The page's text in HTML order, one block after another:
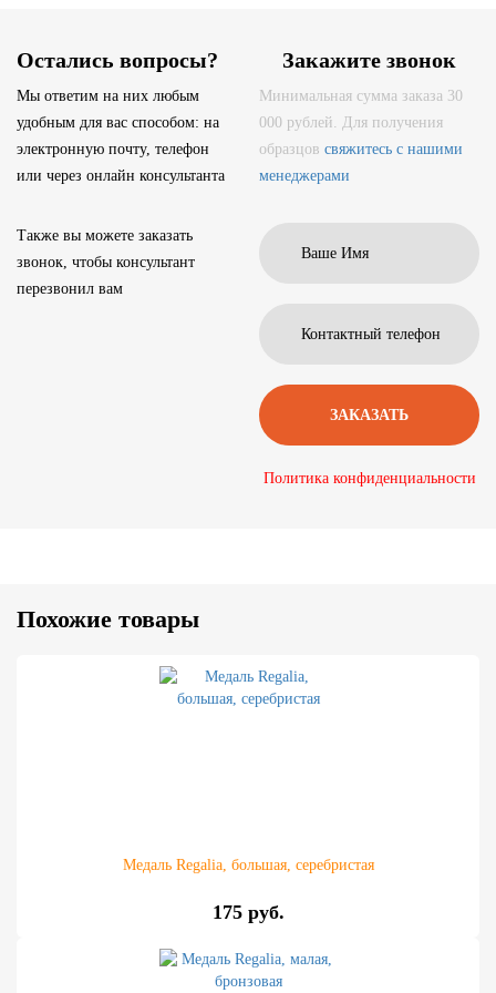
Остались вопросы?
Мы ответим на них любым
удобным для вас способом: на
электронную почту, телефон
или через онлайн консультанта
Также вы можете заказать
звонок, чтобы консультант
перезвонил вам
Закажите звонок
Минимальная сумма заказа 30
000 рублей. Для получения
образцов свяжитесь с нашими
менеджерами
Политика конфиденциальности
Похожие товары
Медаль Regalia, большая, серебристая
175 руб.